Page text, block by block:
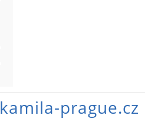
kamila-prague.cz